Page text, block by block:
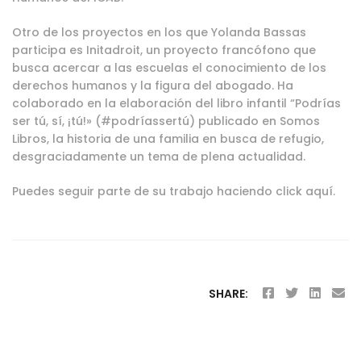
Otro de los proyectos en los que Yolanda Bassas
participa es Initadroit, un proyecto francófono que
busca acercar a las escuelas el conocimiento de los
derechos humanos y la figura del abogado. Ha
colaborado en la elaboración del libro infantil “Podrías
ser tú, sí, ¡tú!» (#podríassertú) publicado en Somos
Libros, la historia de una familia en busca de refugio,
desgraciadamente un tema de plena actualidad.
Puedes seguir parte de su trabajo haciendo click aquí.
SHARE: